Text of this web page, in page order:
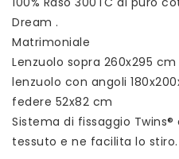
Dream .
Matrimoniale
Lenzuolo sopra 260x295 cm
lenzuolo con angoli
federe 52x82 cm
Sistema di fissaggio
tessuto e ne facilita lo stiro.